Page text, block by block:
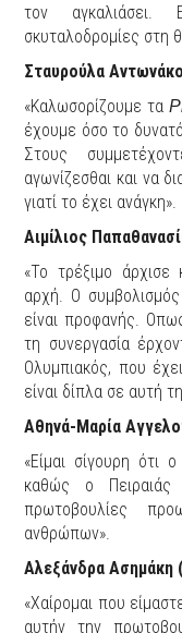
τον
σκυταλοδρομίες στη
Σταυρούλα
«Καλωσορίζουμε τα
έχουμε όσο το
Στους
αγωνίζεσθαι και να
γιατί το έχει ανάγκη».
Αιμίλιος
«Το τρέξιμο άρχισε
αρχή. Ο
είναι προφανής.
τη συνεργασία
Ολυμπιακός, που
είναι δίπλα σε αυτή
Αθηνά-Μαρία
«Είμαι σίγουρη ότι
καθώς ο Πειραιάς
πρωτοβουλίες
ανθρώπων».
Αλεξάνδρα Ασημάκη
«Χαίρομαι που
αυτήν την